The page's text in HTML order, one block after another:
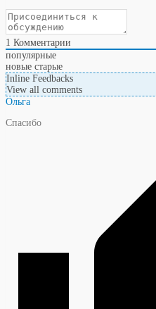
1 Комментарии
популярные
новые старые
Inline Feedbacks
View all comments
Ольга
Спасибо